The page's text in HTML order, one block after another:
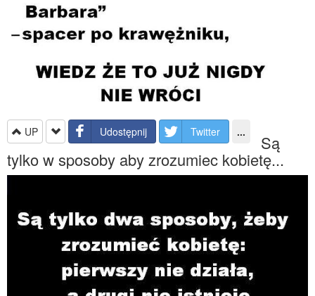
UP Udostępnij Twitter ... Są
tylko w sposoby aby zrozumiec kobietę...